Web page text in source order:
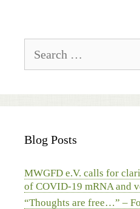
for:
Blog Posts
MWGFD e.V. calls for
of COVID-19 mRNA and
“Thoughts are free…” –